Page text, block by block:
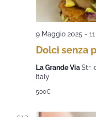
Dolci senza
9 Maggio 2025 -
La Grande ViaStr.
Italy
500€